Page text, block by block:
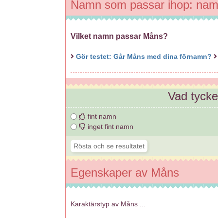
Namn som passar ihop:
Vilket namn passar Måns?
Gör testet: Går Måns med dina förnamn?
Vad
fint namn
inget fint namn
Egenskaper av Måns
Karaktärstyp av Måns ...